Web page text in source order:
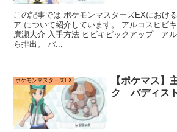
この記事では ポケモンマスターズEXにおけ
ア について紹介しています。 アルコスヒビ
廣瀬大介 入手方法 ヒビキピックアップ ア
ら排出。 パ...
ポケモンマスターズEX
【ポケマス】
ク バディス